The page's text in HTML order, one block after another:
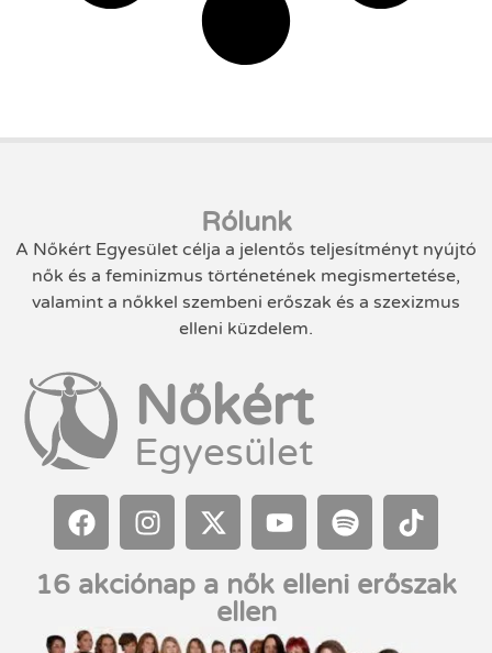
Rólunk
A Nőkért Egyesület célja a jelentős teljesítményt nyújtó
nők és a feminizmus történetének megismertetése,
valamint a nőkkel szembeni erőszak és a szexizmus
elleni küzdelem.
Nőkért
Egyesület
16 akciónap a nők elleni erőszak
ellen